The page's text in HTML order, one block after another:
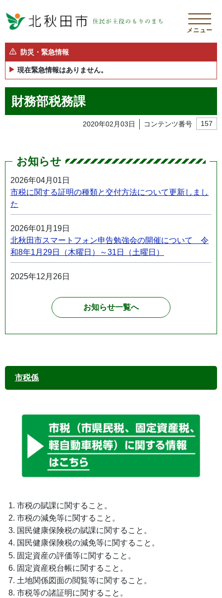
メニュー
防災・緊急情報
現在緊急情報はありません。
財務部税務課
2020年02月03日 コンテンツ番号 157
お知らせ
2026年04月01日
市税に関する証明の種類と交付方法について更新しまし
た
2026年01月19日
北秋田市スマートフォン申告勉強会の開催について 令
和8年1月29日（木曜日）～31日（土曜日）
2025年12月26日
2025年11月28日
しました
【復旧】市役所宮前庁舎の電話の不具合について
お知らせ一覧へ
市税係
市税の賦課に関すること。
市税の減免等に関すること。
国民健康保険税の賦課に関すること。
国民健康保険税の減免等に関すること。
固定資産の評価等に関すること。
固定資産税台帳に関すること。
土地関係図面の閲覧等に関すること。
市税等の諸証明に関すること。